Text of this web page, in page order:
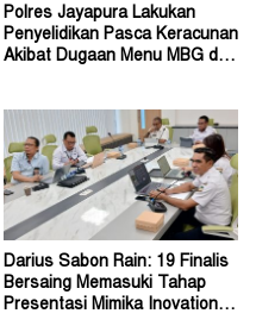
Polres Jayapura Lakukan
Penyelidikan Pasca Keracunan
Akibat Dugaan Menu MBG di
Darius Sabon Rain: 19 Finalis
Bersaing Memasuki Tahap
Presentasi Mimika Inovation